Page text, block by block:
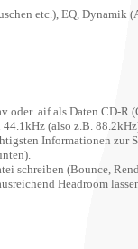
etc.), EQ, Dynamik
oder .aif als Daten CD-R
(also z.B.
Informationen zur
schreiben (Bounce,
Headroom